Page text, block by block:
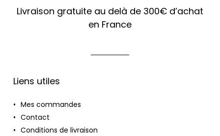
Livraison gratuite au delà de 300€ d’achat
en France
Liens utiles
Mes commandes
Contact
Conditions de livraison